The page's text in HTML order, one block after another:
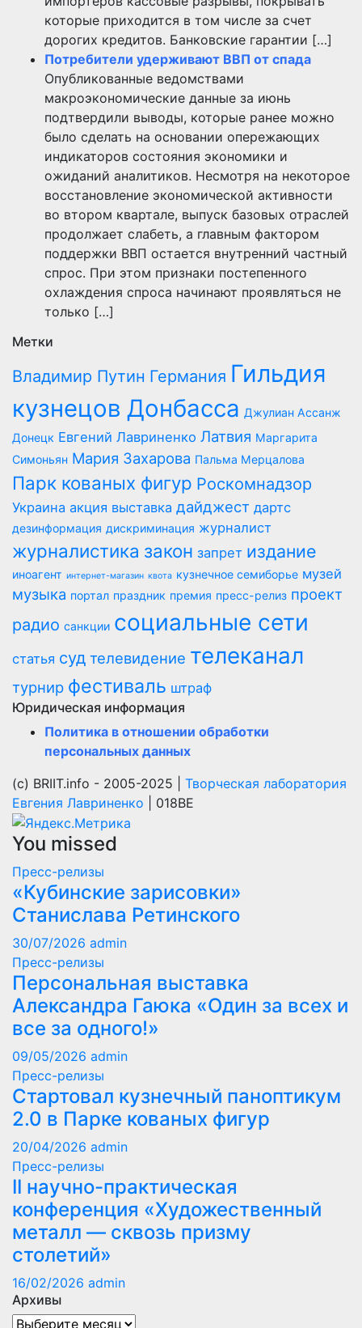
которые приходится в том числе за счет
дорогих кредитов. Банковские гарантии […]
Потребители удерживают ВВП от спада
Опубликованные ведомствами
макроэкономические данные за июнь
подтвердили выводы, которые ранее можно
было сделать на основании опережающих
индикаторов состояния экономики и
ожиданий аналитиков. Несмотря на некоторое
восстановление экономической активности
во втором квартале, выпуск базовых отраслей
продолжает слабеть, а главным фактором
поддержки ВВП остается внутренний частный
спрос. При этом признаки постепенного
охлаждения спроса начинают проявляться не
только […]
Метки
Владимир Путин Германия Гильдия
кузнецов Донбасса Джулиан Ассанж
Донецк Евгений Лавриненко Латвия Маргарита
Симоньян Мария Захарова Пальма Мерцалова
Парк кованых фигур Роскомнадзор
Украина акция выставка дайджест дартс
дезинформация дискриминация журналист
журналистика закон запрет издание
иноагент интернет-магазин квота кузнечное семиборье музей
музыка портал праздник премия пресс-релиз проект
радио санкции социальные сети
статья суд телевидение телеканал
турнир фестиваль штраф
Юридическая информация
Политика в отношении обработки
персональных данных
(с) BRIIT.info - 2005-2025 | Творческая лаборатория
Евгения Лавриненко | 018BE
You missed
Пресс-релизы
«Кубинские зарисовки»
Станислава Ретинского
30/07/2026 admin
Пресс-релизы
Персональная выставка
Александра Гаюка «Один за всех и
все за одного!»
09/05/2026 admin
Пресс-релизы
Стартовал кузнечный паноптикум
2.0 в Парке кованых фигур
20/04/2026 admin
Пресс-релизы
II научно-практическая
конференция «Художественный
металл — сквозь призму
столетий»
16/02/2026 admin
Архивы
Архивы